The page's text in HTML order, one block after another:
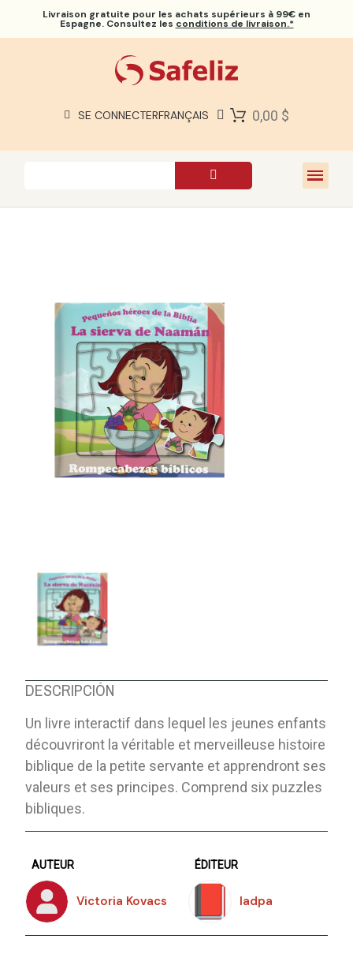
Livraison gratuite pour les achats supérieurs à 99€ en
Espagne. Consultez les conditions de livraison.*
SE CONNECTERFRANÇAIS 0,00 $
À PROPOS DE NOUS
DESCRIPCIÓN
Un livre interactif dans lequel les jeunes enfants
découvriront la véritable et merveilleuse histoire
biblique de la petite servante et apprendront ses
valeurs et ses principes. Comprend six puzzles
bibliques.
AUTEUR
Victoria Kovacs
ÉDITEUR
Iadpa